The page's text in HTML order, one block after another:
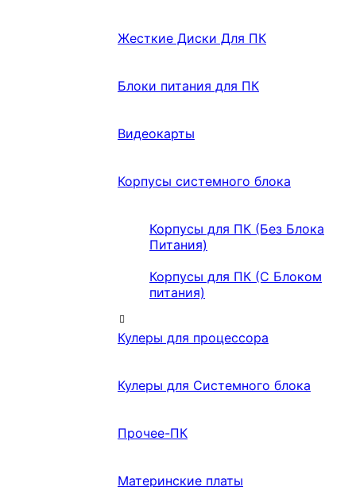
Жесткие Диски Для ПК
Блоки питания для ПК
Видеокарты
Корпусы системного блока
Корпусы для ПК (Без Блока
Питания)
Корпусы для ПК (С Блоком
питания)
Кулеры для процессора
Кулеры для Системного блока
Прочее-ПК
Материнские платы